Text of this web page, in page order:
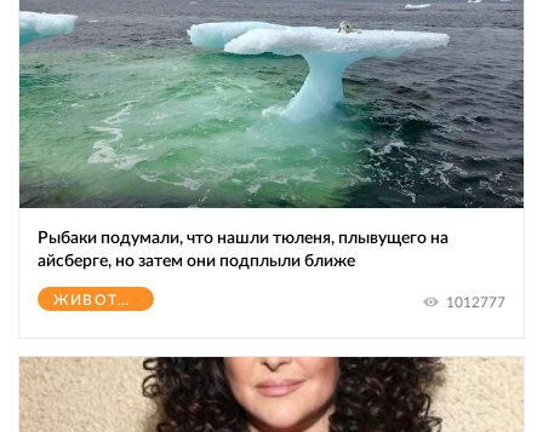
Рыбаки подумали, что нашли тюленя, плывущего на
айсберге, но затем они подплыли ближе
ЖИВОТНЫЕ 1012777